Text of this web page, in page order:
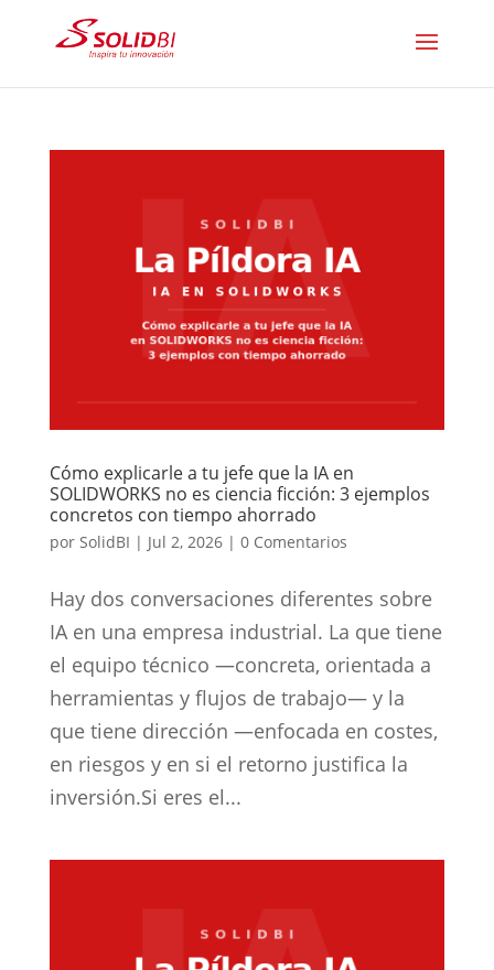
Cómo explicarle a tu jefe que la IA en
SOLIDWORKS no es ciencia ficción: 3 ejemplos
concretos con tiempo ahorrado
por SolidBI | Jul 2, 2026| 0 Comentarios
Hay dos conversaciones diferentes sobre
IA en una empresa industrial. La que tiene
el equipo técnico —concreta, orientada a
herramientas y flujos de trabajo— y la
que tiene dirección —enfocada en costes,
en riesgos y en si el retorno justifica la
inversión.Si eres el...